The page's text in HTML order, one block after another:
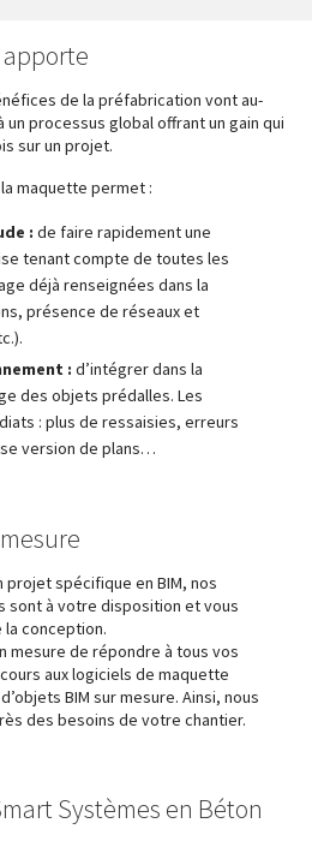
apporte
de la préfabrication vont au-
processus global offrant un gain qui
sur un projet.
maquette permet :
: de faire rapidement une
tenant compte de toutes les
déjà renseignées dans la
présence de réseaux et
: d’intégrer dans la
des objets prédalles. Les
: plus de ressaisies, erreurs
version de plans…
spécifique en BIM, nos
sont à votre disposition et vous
la conception.
mesure de répondre à tous vos
aux logiciels de maquette
BIM sur mesure. Ainsi, nous
des besoins de votre chantier.
Systèmes en Béton